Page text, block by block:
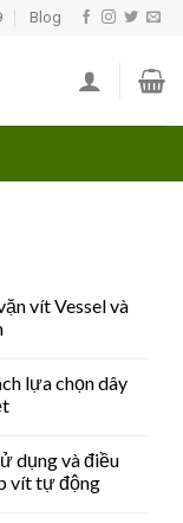
Blog
vít Vessel và
lựa chọn dây
dụng và điều
vít tự động